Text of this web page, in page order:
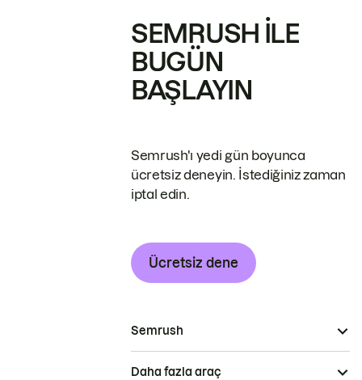
SEMRUSH ILE
BUGÜN
BAŞLAYIN
Semrush'ı yedi gün boyunca
ücretsiz deneyin. İstediğiniz zaman
iptal edin.
Ücretsiz dene
Semrush
Daha fazla araç